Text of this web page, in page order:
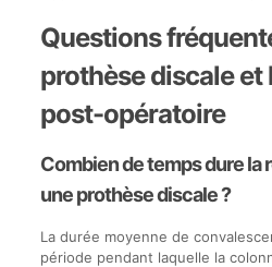
Questions
prothèse discale
post-opératoire
Combien de temps dure la
une prothèse discale ?
La durée moyenne de
période pendant laquelle la